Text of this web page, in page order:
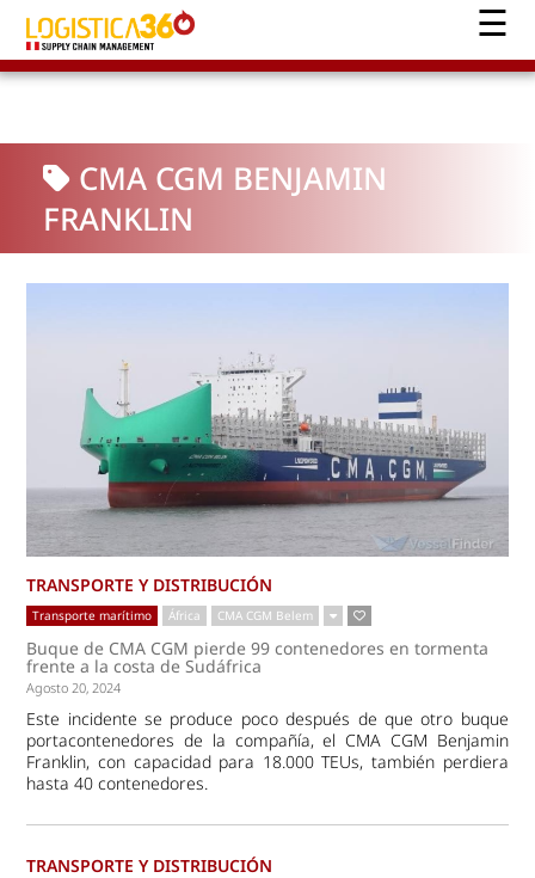
CMA CGM BENJAMIN
FRANKLIN
TRANSPORTE Y DISTRIBUCIÓN
Transporte marítimo África CMA CGM Belem
Buque de CMA CGM pierde 99 contenedores en tormenta
frente a la costa de Sudáfrica
Agosto 20, 2024
Este incidente se produce poco después de que otro buque
portacontenedores de la compañía, el CMA CGM Benjamin
Franklin, con capacidad para 18.000 TEUs, también perdiera
hasta 40 contenedores.
TRANSPORTE Y DISTRIBUCIÓN